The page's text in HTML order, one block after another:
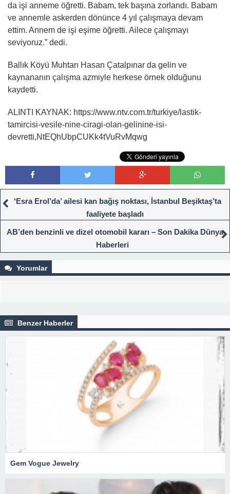
da işi anneme öğretti. Babam, tek başına zorlandı. Babam
ve annemle askerden dönünce 4 yıl çalışmaya devam
ettim. Annem de işi eşime öğretti. Ailece çalışmayı
seviyoruz.” dedi.
Ballık Köyü Muhtarı Hasan Çatalpınar da gelin ve
kaynananın çalışma azmiyle herkese örnek olduğunu
kaydetti.
ALINTI KAYNAK: https://www.ntv.com.tr/turkiye/lastik-
tamircisi-vesile-nine-ciragi-olan-gelinine-isi-
devretti,NtEQhUbpCUKk4tVuRvMqwg
‘Esra Erol’da’ ailesi kan bağış noktası, İstanbul Beşiktaş’ta
faaliyete başladı
AB’den benzinli ve dizel otomobil kararı – Son Dakika Dünya
Haberleri
Yorumlar
Benzer Haberler
Gem Vogue Jewelry